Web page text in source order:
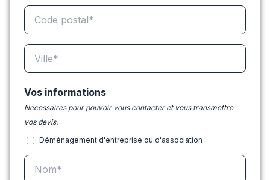
Vos informations
Nécessaires pour pouvoir vous contacter et vous transmettre
vos devis.
Déménagement d'entreprise ou d'association